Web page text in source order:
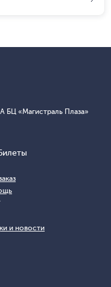
БЦ «Магистраль Плаза»
и новости